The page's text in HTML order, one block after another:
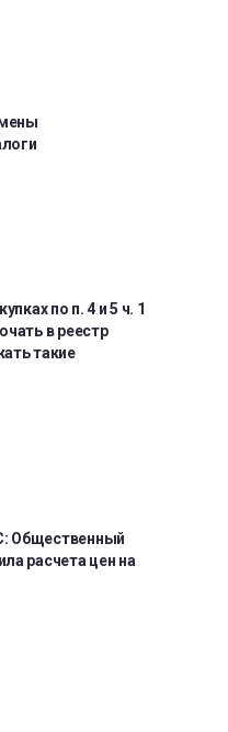
по п. 4 и 5 ч. 1
в реестр
такие
Общественный
расчета цен на